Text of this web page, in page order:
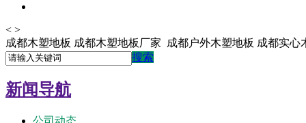
< >
成都木塑地板 成都木塑地板厂家 成都户外木塑地板 成都实心
搜索
新闻导航